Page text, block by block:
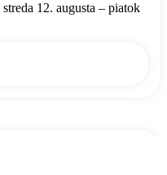
streda 12. augusta – piatok